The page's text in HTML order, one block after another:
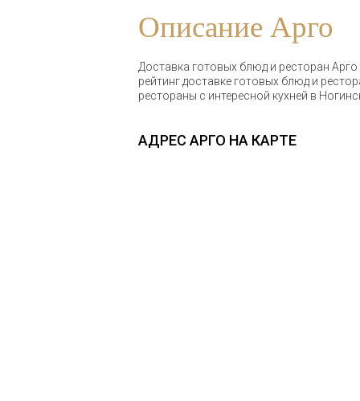
Описание Арго
Доставка готовых блюд и ресторан
рейтинг доставке готовых блюд и
рестораны с интересной кухней в
АДРЕС АРГО НА КАРТЕ